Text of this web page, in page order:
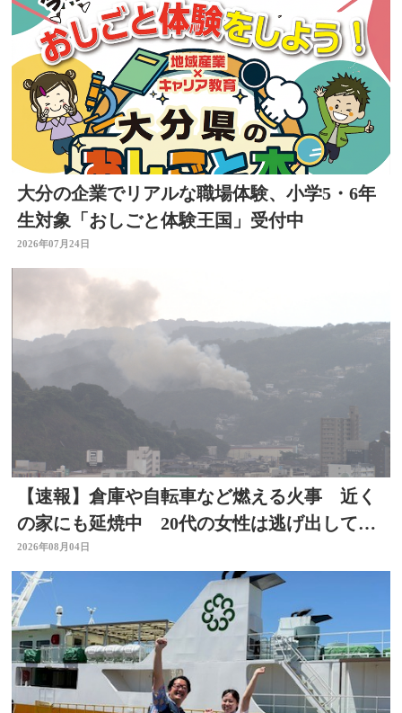
大分の企業でリアルな職場体験、小学5・6年
生対象「おしごと体験王国」受付中
2026年07月24日
【速報】倉庫や自転車など燃える火事 近く
の家にも延焼中 20代の女性は逃げ出して無
事 大分
2026年08月04日